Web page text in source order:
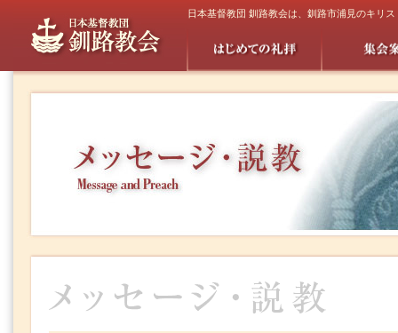
日本基督教団 釧路教会は、釧路市浦見のキリ